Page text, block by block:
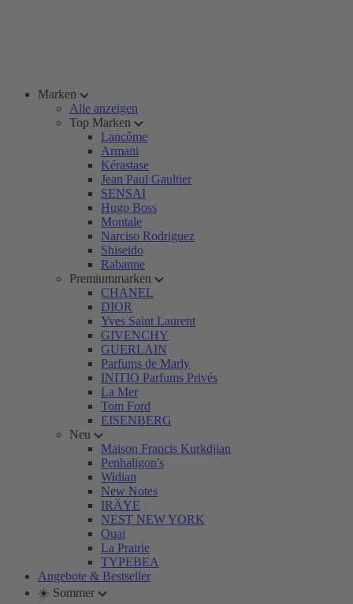
Marken
Alle anzeigen
Top Marken
Lancôme
Armani
Kérastase
Jean Paul Gaultier
SENSAI
Hugo Boss
Montale
Narciso Rodriguez
Shiseido
Rabanne
Premiummarken
CHANEL
DIOR
Yves Saint Laurent
GIVENCHY
GUERLAIN
Parfums de Marly
INITIO Parfums Privés
La Mer
Tom Ford
EISENBERG
Neu
Maison Francis Kurkdjian
Penhaligon's
Widian
New Notes
IRÄYE
NEST NEW YORK
Ouai
La Prairie
TYPEBEA
Angebote & Bestseller
☀️ Sommer